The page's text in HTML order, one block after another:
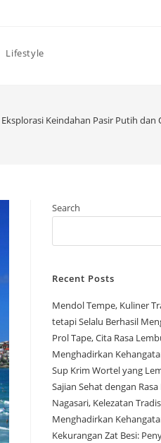
Lifestyle
Keindahan Pasir Putih
Search
Recent Posts
Mendol Tempe, Kuliner
tetapi Selalu Berhasil
Prol Tape, Cita Rasa
Menghadirkan
Sup Krim Wortel yang
Sajian Sehat dengan
Nagasari, Kelezatan
Menghadirkan
Kekurangan Zat Besi: